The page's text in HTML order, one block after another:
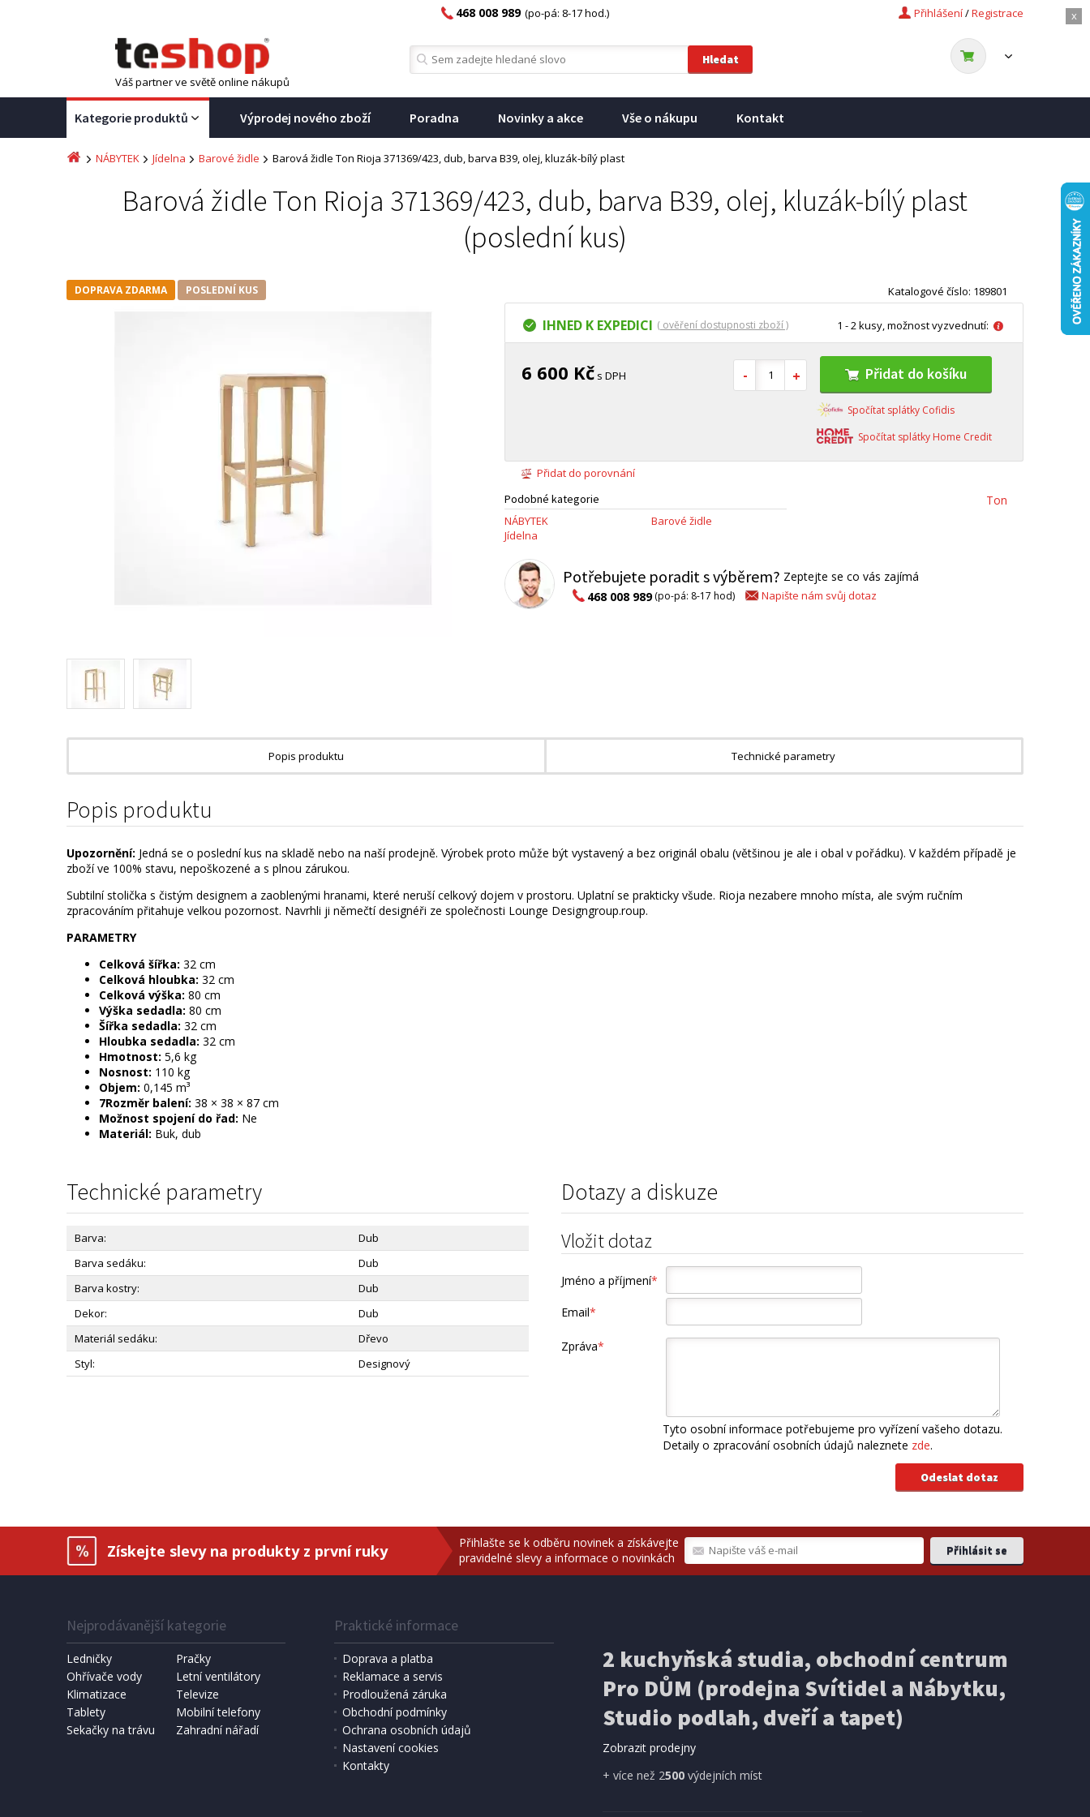
x
Registrace
/
Přihlášení
468 008 989 (po-pá: 8-17 hod.)
Váš partner ve světě online nákupů
Kategorie produktů Výprodej nového zboží Poradna Novinky a akce Vše o nákupu Kontakt
NÁBYTEK Jídelna Barové židle Barová židle Ton Rioja 371369/423, dub, barva B39, olej, kluzák-bílý plast
Barová židle Ton Rioja 371369/423, dub, barva B39, olej, kluzák-bílý plast
(poslední kus)
DOPRAVA ZDARMA POSLEDNÍ KUS Katalogové číslo: 189801
IHNED K EXPEDICI ( ověření dostupnosti zboží ) 1 - 2 kusy, možnost vyzvednutí:
6 600 Kč s DPH Přidat do košíku
Spočítat splátky Cofidis
Spočítat splátky Home Credit
Přidat do porovnání
Podobné kategorie
NÁBYTEK
Jídelna
Barové židle
Ton
Potřebujete poradit s výběrem? Zeptejte se co vás zajímá
468 008 989(po-pá: 8-17 hod) Napište nám svůj dotaz
Popis produktu Technické parametry
Popis produktu
Upozornění: Jedná se o poslední kus na skladě nebo na naší prodejně. Výrobek proto může být vystavený a bez originál obalu (většinou je ale i obal v pořádku). V každém případě je
zboží ve 100% stavu, nepoškozené a s plnou zárukou.
Subtilní stolička s čistým designem a zaoblenými hranami, které neruší celkový dojem v prostoru. Uplatní se prakticky všude. Rioja nezabere mnoho místa, ale svým ručním
zpracováním přitahuje velkou pozornost. Navrhli ji němečtí designéři ze společnosti Lounge Designgroup.roup.
PARAMETRY
Celková šířka: 32 cm
Celková hloubka: 32 cm
Celková výška: 80 cm
Výška sedadla: 80 cm
Šířka sedadla: 32 cm
Hloubka sedadla: 32 cm
Hmotnost: 5,6 kg
Nosnost: 110 kg
Objem: 0,145 m³
7Rozměr balení: 38 × 38 × 87 cm
Možnost spojení do řad: Ne
Materiál: Buk, dub
Technické parametry
Barva:
Dub
Barva sedáku:
Dub
Barva kostry:
Dub
Dekor:
Dub
Materiál sedáku:
Dřevo
Styl:
Designový
Dotazy a diskuze
Vložit dotaz
Jméno a příjmení*
Email*
Zpráva*
Tyto osobní informace potřebujeme pro vyřízení vašeho dotazu.
Detaily o zpracování osobních údajů naleznete zde.
Získejte slevy na produkty z první ruky
Přihlašte se k odběru novinek a získávejte
pravidelné slevy a informace o novinkách
Nejprodávanější kategorie
Ledničky
Pračky
Ohřívače vody
Letní ventilátory
Klimatizace
Televize
Tablety
Mobilní telefony
Sekačky na trávu
Zahradní nářadí
Praktické informace
Doprava a platba
Reklamace a servis
Prodloužená záruka
Obchodní podmínky
Ochrana osobních údajů
Nastavení cookies
Kontakty
2 kuchyňská studia, obchodní centrum
Pro DŮM (prodejna Svítidel a Nábytku,
Studio podlah, dveří a tapet)
Zobrazit prodejny
+ více než 2500výdejních míst